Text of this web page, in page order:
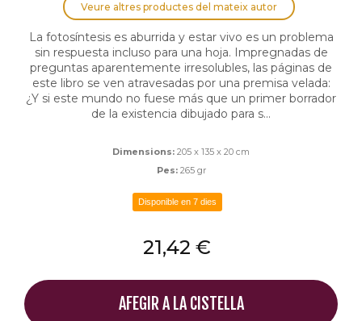
Veure altres productes del mateix autor
La fotosíntesis es aburrida y estar vivo es un problema
sin respuesta incluso para una hoja. Impregnadas de
preguntas aparentemente irresolubles, las páginas de
este libro se ven atravesadas por una premisa velada:
¿Y si este mundo no fuese más que un primer borrador
de la existencia dibujado para s...
Dimensions: 205 x 135 x 20 cm
Pes: 265 gr
Disponible en 7 dies
21,42 €
AFEGIR A LA CISTELLA